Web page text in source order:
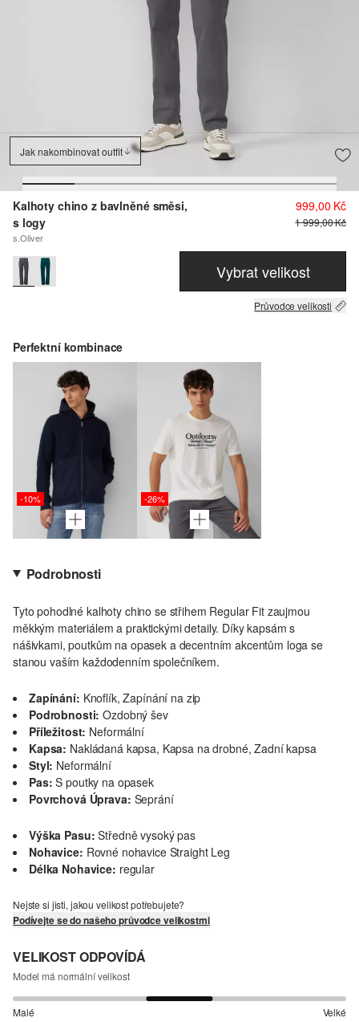
Jak nakombinovat outfit
Kalhoty chino z bavlněné směsi,
s logy
s.Oliver
999,00 Kč
1 999,00 Kč
Vybrat velikost
Průvodce velikosti
Perfektní kombinace
-10% -26%
Podrobnosti
Tyto pohodlné kalhoty chino se střihem Regular Fit zaujmou
měkkým materiálem a praktickými detaily. Díky kapsám s
nášivkami, poutkům na opasek a decentním akcentům loga se
stanou vaším každodenním společníkem.
Zapínání: Knoflík, Zapínání na zip
Podrobnosti: Ozdobný šev
Příležitost: Neformální
Kapsa: Nakládaná kapsa, Kapsa na drobné, Zadní kapsa
Styl: Neformální
Pas: S poutky na opasek
Povrchová Úprava: Seprání
Výška Pasu: Středně vysoký pas
Nohavice: Rovné nohavice Straight Leg
Délka Nohavice: regular
Nejste si jisti, jakou velikost potřebujete?
Podívejte se do našeho průvodce velikostmi
VELIKOST ODPOVÍDÁ
Model má normální velikost
Malé Velké